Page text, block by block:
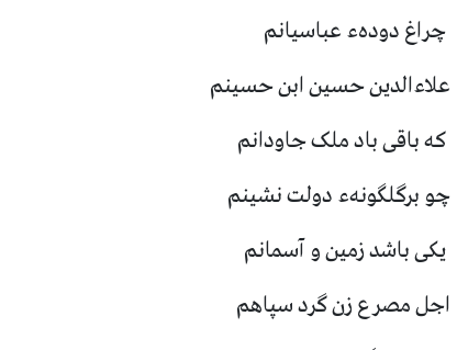
چراغ دودهء عباسیانم
علاءالدین حسین ابن حسینم
که باقی باد ملک جاودانم
چو برگلگونهء دولت نشینم
یکی باشد زمین و آسمانم
اجل مصرع زن گرد سپاهم